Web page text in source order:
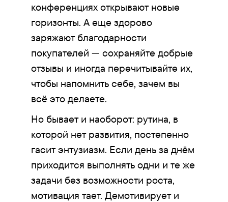
конференциях открывают новые
горизонты. А еще здорово
заряжают благодарности
покупателей — сохраняйте добрые
отзывы и иногда перечитывайте их,
чтобы напомнить себе, зачем вы
всё это делаете.
Но бывает и наоборот: рутина, в
которой нет развития, постепенно
гасит энтузиазм. Если день за днём
приходится выполнять одни и те же
задачи без возможности роста,
мотивация тает. Демотивирует и